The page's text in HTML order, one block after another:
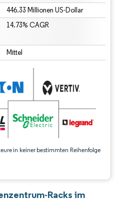
446.33 Millionen US-Dollar
14.73% CAGR
Mittel
in keiner bestimmten Reihenfolge
erfordert Namensnennung
Racks im